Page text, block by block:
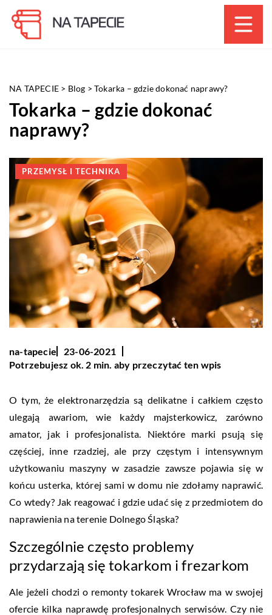
NA TAPECIE > Blog >Tokarka – gdzie dokonać naprawy?
Tokarka – gdzie dokonać
naprawy?
PRZEMYSŁ I TECHNIKA
na-tapecie
23-06-2021
Potrzebujesz ok. 2 min. aby przeczytać ten wpis
O tym, że elektronarzędzia są delikatne i całkiem często
ulegają awariom, wie każdy majsterkowicz, zarówno
amator, jak i profesjonalista. Niektóre marki psują się
częściej, inne rzadziej, ale przy częstym i intensywnym
użytkowaniu maszyny w zasadzie zawsze pojawia się w
końcu usterka, której sami w domu nie zdołamy naprawić.
Co wtedy? Jak reagować i gdzie udać się z przedmiotem do
naprawienia na terenie Dolnego Śląska?
Szczególnie często problemy
przydarzają się tokarkom i frezarkom
Ale jeżeli chodzi o remonty tokarek Wrocław ma w swojej
ofercie kilka naprawdę profesjonalnych serwisów. Czy nie